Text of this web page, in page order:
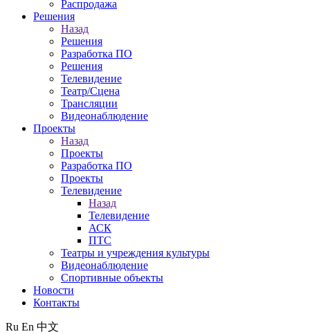
Распродажа
Решения
Назад
Решения
Разработка ПО
Решения
Телевидение
Театр/Сцена
Трансляции
Видеонаблюдение
Проекты
Назад
Проекты
Разработка ПО
Проекты
Телевидение
Назад
Телевидение
АСК
ПТС
Театры и учреждения культуры
Видеонаблюдение
Спортивные объекты
Новости
Контакты
Ru En 中文